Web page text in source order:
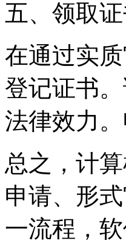
五、领取
在通过实
登记证书
法律效力
总之，计
申请、形
一流程，